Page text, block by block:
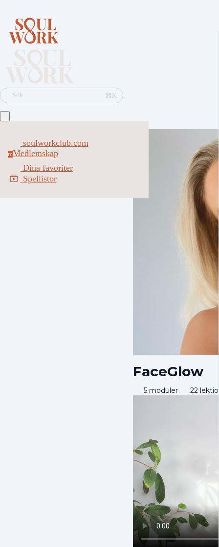
Sök ⌘K
soulworkclub.com
mMedlemskap
Dina favoriter
Spellistor
FaceGlow
5 moduler 22